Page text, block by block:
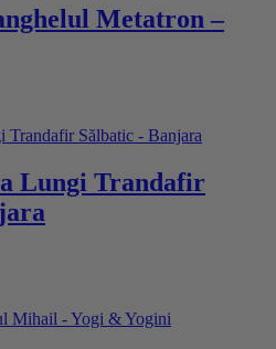
Metatron –
Lungi Trandafir